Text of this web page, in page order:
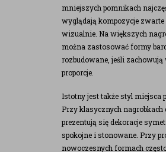
mniejszych pomnikach
wyglądają kompozycje zwarte
wizualnie. Na większych
można zastosować formy
rozbudowane, jeśli zachowują
proporcje.
Istotny jest także styl miejsca
Przy klasycznych nagrobkach
prezentują się dekoracje
spokojne i stonowane. Przy
nowoczesnych formach